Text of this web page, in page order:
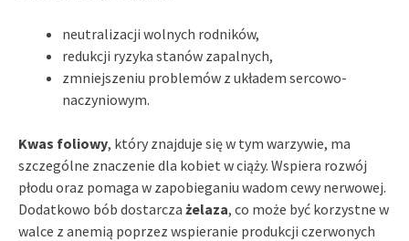
neutralizacji wolnych rodników,
redukcji ryzyka stanów zapalnych,
zmniejszeniu problemów z układem sercowo-
naczyniowym.
Kwas foliowy, który znajduje się w tym warzywie, ma
szczególne znaczenie dla kobiet w ciąży. Wspiera rozwój
płodu oraz pomaga w zapobieganiu wadom cewy nerwowej.
Dodatkowo bób dostarcza żelaza, co może być korzystne w
walce z anemią poprzez wspieranie produkcji czerwonych